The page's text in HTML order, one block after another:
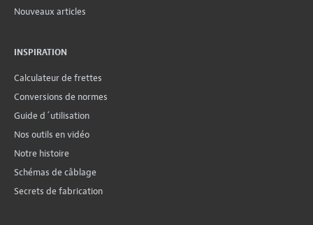
Nouveaux articles
INSPIRATION
Calculateur de frettes
Conversions de normes
Guide d´utilisation
Nos outils en vidéo
Notre histoire
Schémas de câblage
Secrets de fabrication